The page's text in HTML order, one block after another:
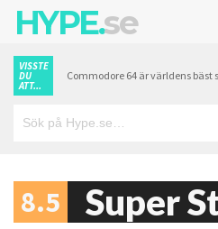
HYPE.se
VISSTE
DU
ATT...
Commodore 64 är världens
8.5 Super